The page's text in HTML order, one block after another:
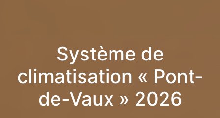
Système de
climatisation « Pont-
de-Vaux » 2026